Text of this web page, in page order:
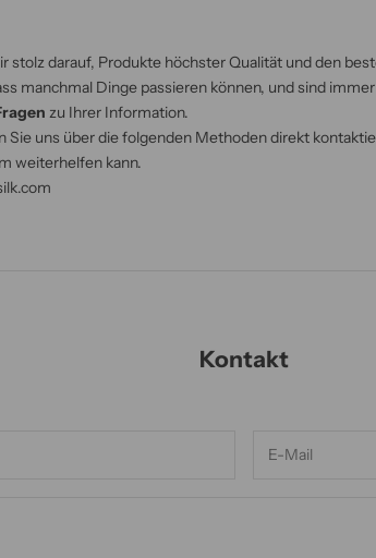
stolz darauf, Produkte höchster Qualität und den
manchmal Dinge passieren können, und sind
zu Ihrer Information.
Sie uns über die folgenden Methoden direkt
weiterhelfen kann.
Kontakt